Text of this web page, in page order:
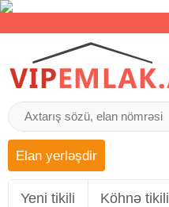
Elan yerləşdir
Yeni tikili Köhnə tikili